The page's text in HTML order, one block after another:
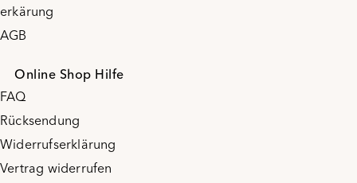
erkärung
AGB
Online Shop Hilfe
FAQ
Rücksendung
Widerrufserklärung
Vertrag widerrufen